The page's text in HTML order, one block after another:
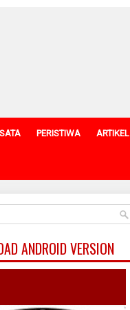
PERISTIWA ARTIKEL
ANDROID VERSION